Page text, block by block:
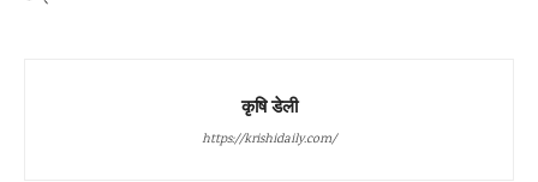
कृषि डेली
https://krishidaily.com/